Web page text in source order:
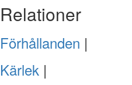
Relationer
Förhållanden |
Kärlek |